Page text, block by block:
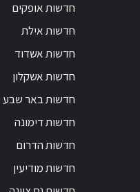
חדשות אופקים
חדשות אילת
חדשות אשדוד
חדשות אשקלון
חדשות באר שבע
חדשות דימונה
חדשות הדרום
חדשות מודיעין